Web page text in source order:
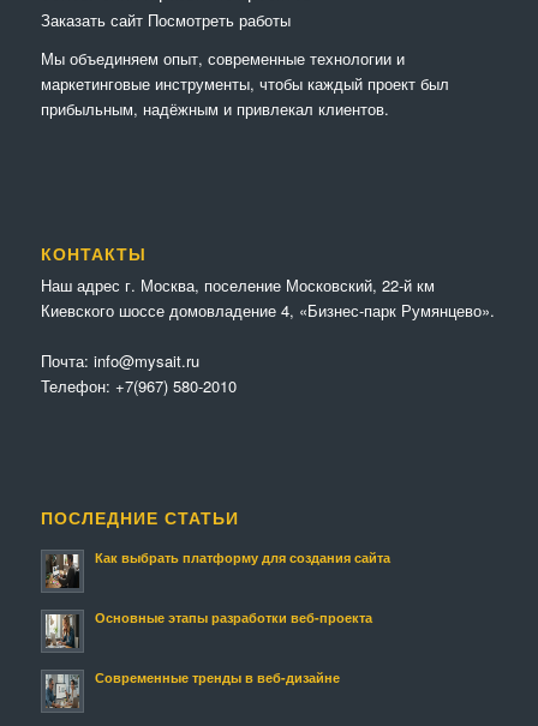
Заказать сайт Посмотреть работы
Мы объединяем опыт, современные технологии и
маркетинговые инструменты, чтобы каждый проект был
прибыльным, надёжным и привлекал клиентов.
КОНТАКТЫ
Наш адрес г. Москва, поселение Московский, 22-й км
Киевского шоссе домовладение 4, «Бизнес-парк Румянцево».
Почта: info@mysait.ru
Телефон: +7(967) 580-2010
ПОСЛЕДНИЕ СТАТЬИ
Как выбрать платформу для создания сайта
Основные этапы разработки веб-проекта
Современные тренды в веб-дизайне